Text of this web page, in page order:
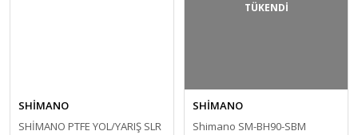
SHİMANO
SHİMANO PTFE YOL/YARIŞ SLR
TÜKENDİ
SHİMANO
Shimano SM-BH90-SBM